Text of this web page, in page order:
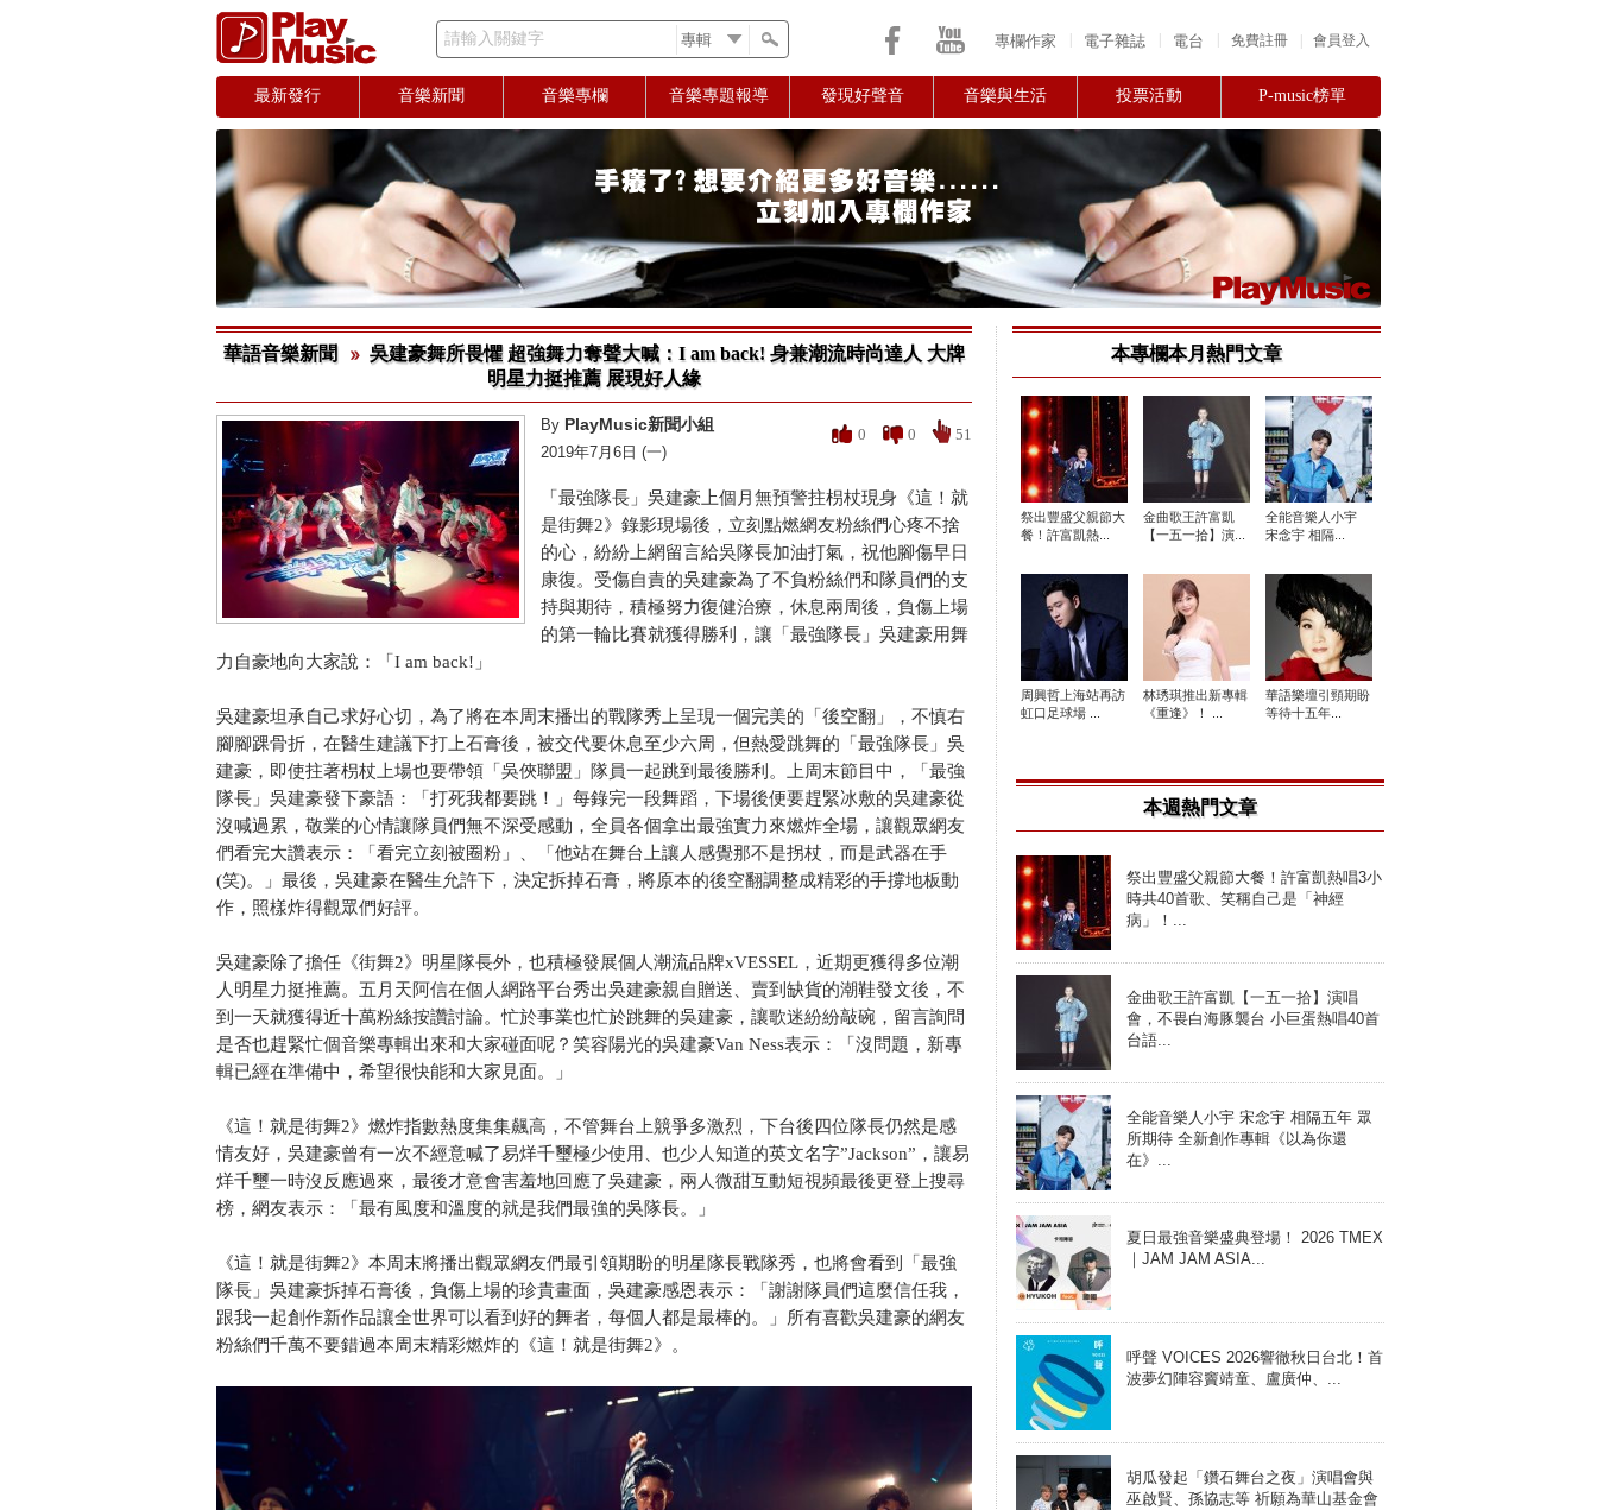
請輸入關鍵字 會員登入
免費註冊
專欄作家 電子雜誌 電台
最新發行 音樂新聞 音樂專欄 音樂專題報導 發現好聲音 音樂與生活 投票活動 P-music榜單
華語音樂新聞
吳建豪舞所畏懼 超強舞力奪聲大喊：I am back! 身兼潮流時尚達人 大牌
明星力挺推薦 展現好人緣
0 0 51
By PlayMusic新聞小組
2019年7月6日 (一)
「最強隊長」吳建豪上個月無預警拄枴杖現身《這！就
是街舞2》錄影現場後，立刻點燃網友粉絲們心疼不捨
的心，紛紛上網留言給吳隊長加油打氣，祝他腳傷早日
康復。受傷自責的吳建豪為了不負粉絲們和隊員們的支
持與期待，積極努力復健治療，休息兩周後，負傷上場
的第一輪比賽就獲得勝利，讓「最強隊長」吳建豪用舞
力自豪地向大家說：「I am back!」
吳建豪坦承自己求好心切，為了將在本周末播出的戰隊秀上呈現一個完美的「後空翻」，不慎右
腳腳踝骨折，在醫生建議下打上石膏後，被交代要休息至少六周，但熱愛跳舞的「最強隊長」吳
建豪，即使拄著枴杖上場也要帶領「吳俠聯盟」隊員一起跳到最後勝利。上周末節目中，「最強
隊長」吳建豪發下豪語：「打死我都要跳！」每錄完一段舞蹈，下場後便要趕緊冰敷的吳建豪從
沒喊過累，敬業的心情讓隊員們無不深受感動，全員各個拿出最強實力來燃炸全場，讓觀眾網友
們看完大讚表示：「看完立刻被圈粉」、「他站在舞台上讓人感覺那不是拐杖，而是武器在手
(笑)。」最後，吳建豪在醫生允許下，決定拆掉石膏，將原本的後空翻調整成精彩的手撐地板動
作，照樣炸得觀眾們好評。
吳建豪除了擔任《街舞2》明星隊長外，也積極發展個人潮流品牌xVESSEL，近期更獲得多位潮
人明星力挺推薦。五月天阿信在個人網路平台秀出吳建豪親自贈送、賣到缺貨的潮鞋發文後，不
到一天就獲得近十萬粉絲按讚討論。忙於事業也忙於跳舞的吳建豪，讓歌迷紛紛敲碗，留言詢問
是否也趕緊忙個音樂專輯出來和大家碰面呢？笑容陽光的吳建豪Van Ness表示：「沒問題，新專
輯已經在準備中，希望很快能和大家見面。」
《這！就是街舞2》燃炸指數熱度集集飆高，不管舞台上競爭多激烈，下台後四位隊長仍然是感
情友好，吳建豪曾有一次不經意喊了易烊千璽極少使用、也少人知道的英文名字”Jackson”，讓易
烊千璽一時沒反應過來，最後才意會害羞地回應了吳建豪，兩人微甜互動短視頻最後更登上搜尋
榜，網友表示：「最有風度和溫度的就是我們最強的吳隊長。」
《這！就是街舞2》本周末將播出觀眾網友們最引領期盼的明星隊長戰隊秀，也將會看到「最強
隊長」吳建豪拆掉石膏後，負傷上場的珍貴畫面，吳建豪感恩表示：「謝謝隊員們這麼信任我，
跟我一起創作新作品讓全世界可以看到好的舞者，每個人都是最棒的。」所有喜歡吳建豪的網友
粉絲們千萬不要錯過本周末精彩燃炸的《這！就是街舞2》。
本專欄本月熱門文章
祭出豐盛父親節大
餐！許富凱熱...
金曲歌王許富凱
【一五一拾】演...
全能音樂人小宇
宋念宇 相隔...
周興哲上海站再訪
虹口足球場 ...
林琇琪推出新專輯
《重逢》！ ...
華語樂壇引頸期盼
等待十五年...
本週熱門文章
祭出豐盛父親節大餐！許富凱熱唱3小
時共40首歌、笑稱自己是「神經
病」！...
金曲歌王許富凱【一五一拾】演唱
會，不畏白海豚襲台 小巨蛋熱唱40首
台語...
全能音樂人小宇 宋念宇 相隔五年 眾
所期待 全新創作專輯《以為你還
在》...
夏日最強音樂盛典登場！ 2026 TMEX
｜JAM JAM ASIA...
呼聲 VOICES 2026響徹秋日台北！首
波夢幻陣容竇靖童、盧廣仲、...
胡瓜發起「鑽石舞台之夜」演唱會與
巫啟賢、孫協志等 祈願為華山基金會